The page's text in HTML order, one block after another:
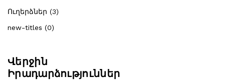
Ուղերձներ (3)
new-titles (0)
Վերջին
Իրադարձություններ